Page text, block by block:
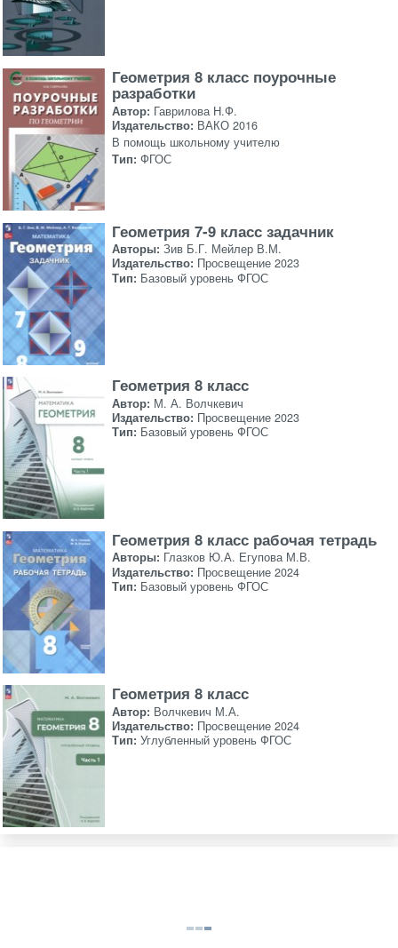
Геометрия 8 класс поурочные
разработки
Автор: Гаврилова Н.Ф.
Издательство: ВАКО 2016
В помощь школьному учителю
Тип: ФГОС
Геометрия 7-9 класс задачник
Авторы: Зив Б.Г. Мейлер В.М.
Издательство: Просвещение 2023
Тип: Базовый уровень ФГОС
Геометрия 8 класс
Автор: М. А. Волчкевич
Издательство: Просвещение 2023
Тип: Базовый уровень ФГОС
Геометрия 8 класс рабочая тетрадь
Авторы: Глазков Ю.А. Егупова М.В.
Издательство: Просвещение 2024
Тип: Базовый уровень ФГОС
Геометрия 8 класс
Автор: Волчкевич М.А.
Издательство: Просвещение 2024
Тип: Углубленный уровень ФГОС